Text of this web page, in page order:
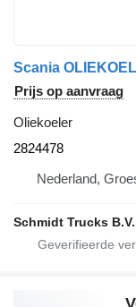
Prijs op aanvraag
Oliekoeler
2824478
Nederland,
Schmidt Trucks B.V.